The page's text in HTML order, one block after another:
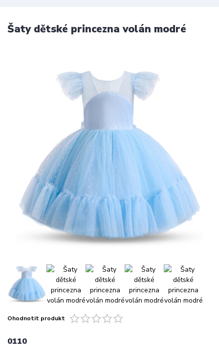
Šaty dětské princezna volán modré
Ohodnotit produkt
0110